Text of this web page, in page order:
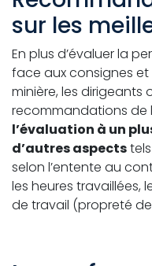
sur les
En plus d’évaluer la
face aux consignes et
minière, les dirigeants
recommandations de
l’évaluation à un
d’autres aspects
selon l’entente au
les heures travaillées,
de travail (propreté